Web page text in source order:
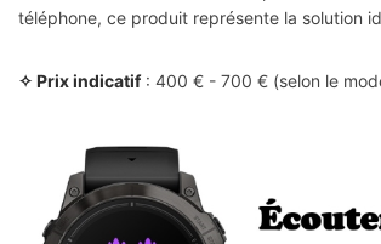
téléphone, ce produit représente la solution
✧ Prix indicatif: 400 € - 700 € (selon le